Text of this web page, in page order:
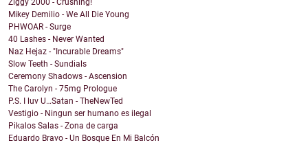
Ziggy 2000 - Crushing!
Mikey Demilio - We All Die Young
PHWOAR - Surge
40 Lashes - Never Wanted
Naz Hejaz - "Incurable Dreams"
Slow Teeth - Sundials
Ceremony Shadows - Ascension
The Carolyn - 75mg Prologue
P.S. I luv U…Satan - TheNewTed
Vestigio - Ningun ser humano es ilegal
Pikalos Salas - Zona de carga
Eduardo Bravo - Un Bosque En Mi Balcón